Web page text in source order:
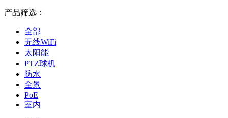
产品筛选：
全部
无线WiFi
太阳能
PTZ球机
防水
全景
PoE
室内